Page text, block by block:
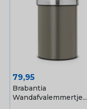
Prijs
79,95
Brabantia
Wandafvalemmertje...